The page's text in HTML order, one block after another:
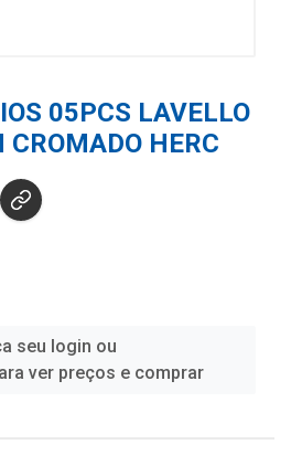
05PCS LAVELLO
CROMADO HERC
seu login ou
ver preços e comprar